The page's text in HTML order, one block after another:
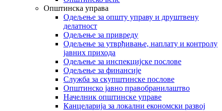
Општинска управа
Одељење за општу управу и друштвену
делатност
Одељење за привреду
Одељење за утврђивање, наплату и контролу
јавних прихода
Одељење за инспекцијске послове
Одељење за финансије
Служба за скупштинске послове
Општинско јавно правобранилаштво
Начелник општинске управе
Канцеларија за локални економски развој